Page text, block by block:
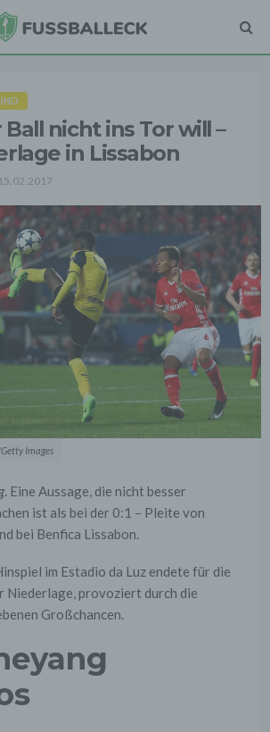
nicht ins Tor will –
in Lissabon
15.02.2017
Images
. Eine Aussage, die nicht besser
ist als bei der 0:1 – Pleite von
bei Benfica Lissabon.
im Estadio da Luz endete für die
Niederlage, provoziert durch die
Großchancen.